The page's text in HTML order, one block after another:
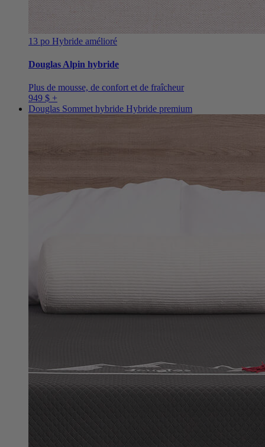
13 po Hybride amélioré
Douglas Alpin hybride
Plus de mousse, de confort et de fraîcheur
949 $ +
Douglas Sommet hybride Hybride premium